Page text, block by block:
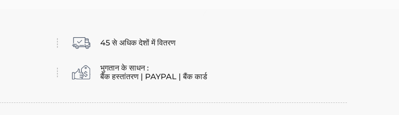
45 से अधिक देशों में वितरण
भुगतान के साधन :
बैंक हस्तांतरण | PAYPAL | बैंक कार्ड